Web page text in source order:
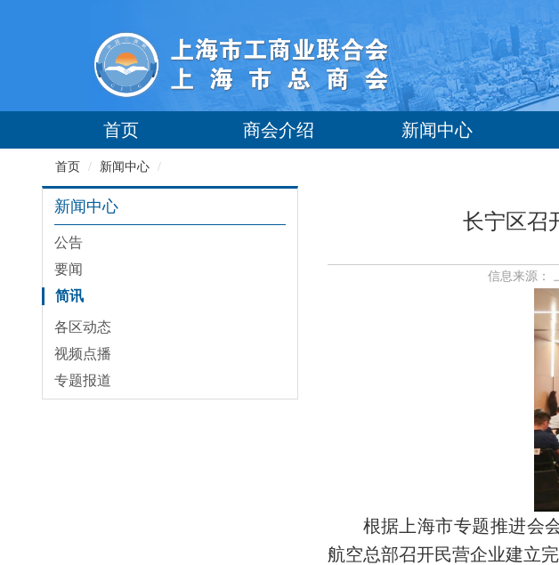
首页 商会介绍 新闻中心
首页 / 新闻中心 /
新闻中心
公告
要闻
简讯
各区动态
视频点播
专题报道
长宁区召
信息来源：
根据上海市专题推进会
航空总部召开民营企业建立